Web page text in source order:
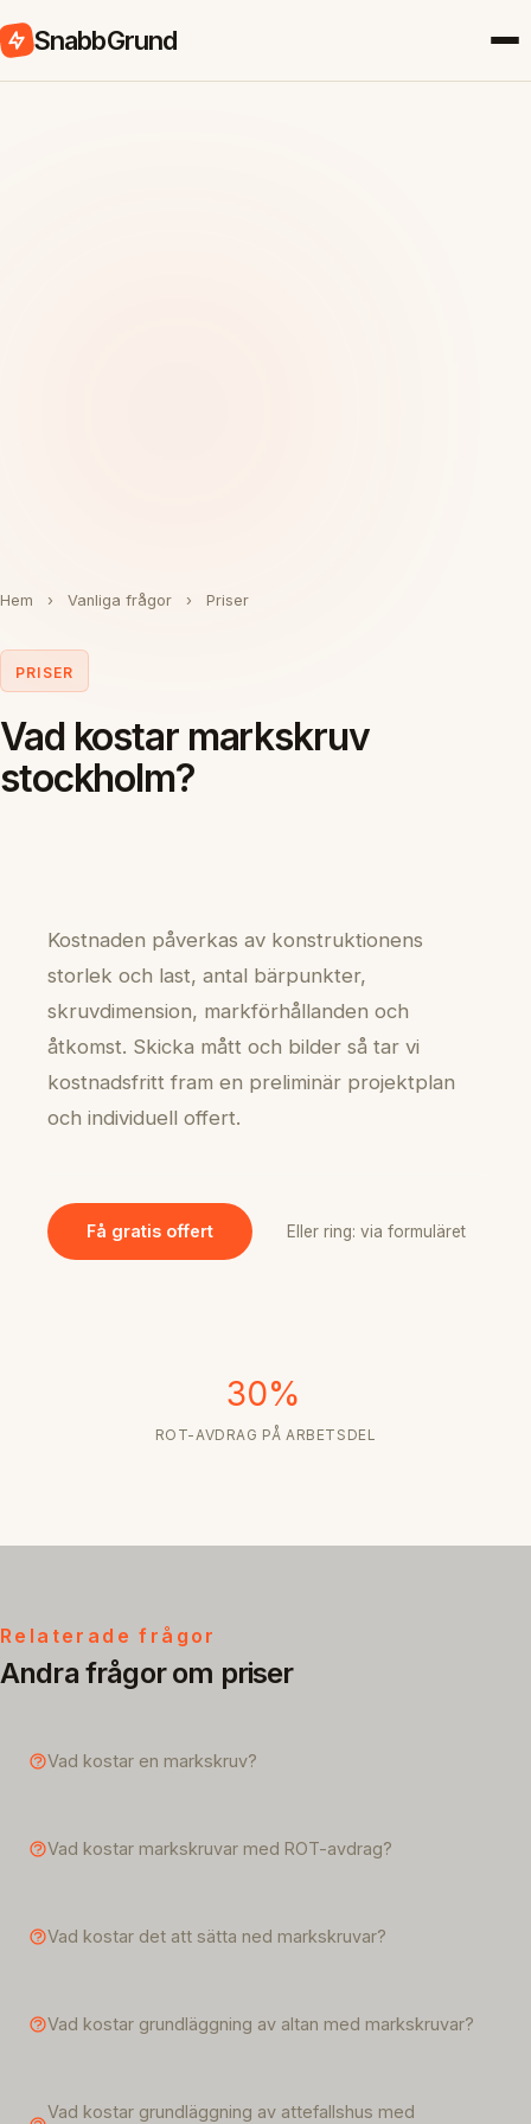
SnabbGrund
Hem › Vanliga frågor › Priser
PRISER
Vad kostar markskruv
stockholm?
Kostnaden påverkas av konstruktionens
storlek och last, antal bärpunkter,
skruvdimension, markförhållanden och
åtkomst. Skicka mått och bilder så tar vi
kostnadsfritt fram en preliminär projektplan
och individuell offert.
Få gratis offert Eller ring: via formuläret
30%
ROT-AVDRAG PÅ ARBETSDEL
Relaterade frågor
Andra frågor om priser
Vad kostar en markskruv?
Vad kostar markskruvar med ROT-avdrag?
Vad kostar det att sätta ned markskruvar?
Vad kostar grundläggning av altan med markskruvar?
Vad kostar grundläggning av attefallshus med